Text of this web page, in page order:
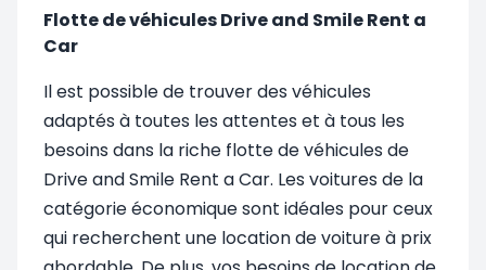
Flotte de véhicules Drive and Smile Rent a
Car
Il est possible de trouver des véhicules
adaptés à toutes les attentes et à tous les
besoins dans la riche flotte de véhicules de
Drive and Smile Rent a Car. Les voitures de la
catégorie économique sont idéales pour ceux
qui recherchent une location de voiture à prix